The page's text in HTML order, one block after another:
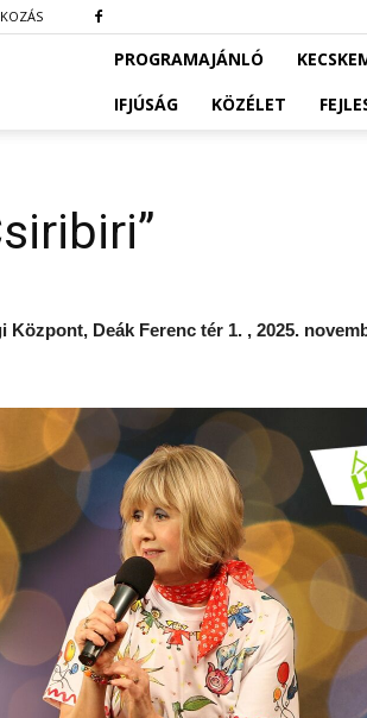
PROGRAMAJÁNLÓ
IFJÚSÁG
KÖZÉLET
Deák Ferenc tér 1. , 2025.